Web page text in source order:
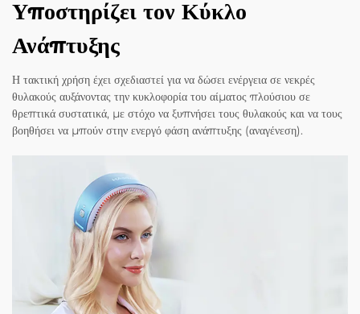
Υποστηρίζει τον Κύκλο
Ανάπτυξης
Η τακτική χρήση έχει σχεδιαστεί για να δώσει ενέργεια σε νεκρές
θυλακούς αυξάνοντας την κυκλοφορία του αίματος πλούσιου σε
θρεπτικά συστατικά, με στόχο να ξυπνήσει τους θυλακούς και να τους
βοηθήσει να μπούν στην ενεργό φάση ανάπτυξης (αναγένεση).